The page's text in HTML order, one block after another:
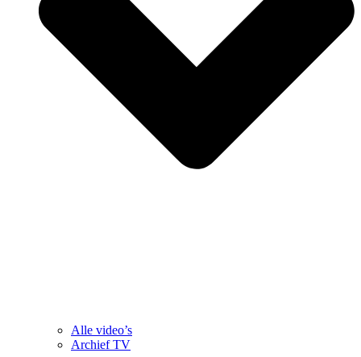
Alle video’s
Archief TV